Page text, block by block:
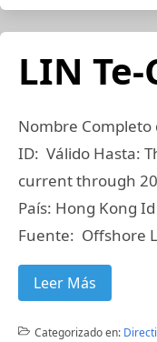
LIN
Nombre Completo
ID: Válido Hasta:
current through
País: Hong Kong
Fuente: Offshore
Leer Más
Categorizado en: